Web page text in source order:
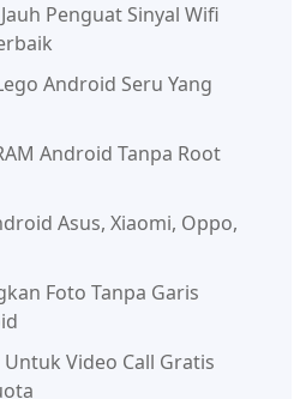
Penguat Sinyal Wifi
Android Seru Yang
Android Tanpa Root
Asus, Xiaomi, Oppo,
Foto Tanpa Garis
Video Call Gratis